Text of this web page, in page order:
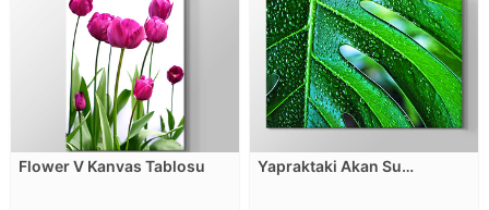
Flower V Kanvas Tablosu
Yapraktaki Akan Su